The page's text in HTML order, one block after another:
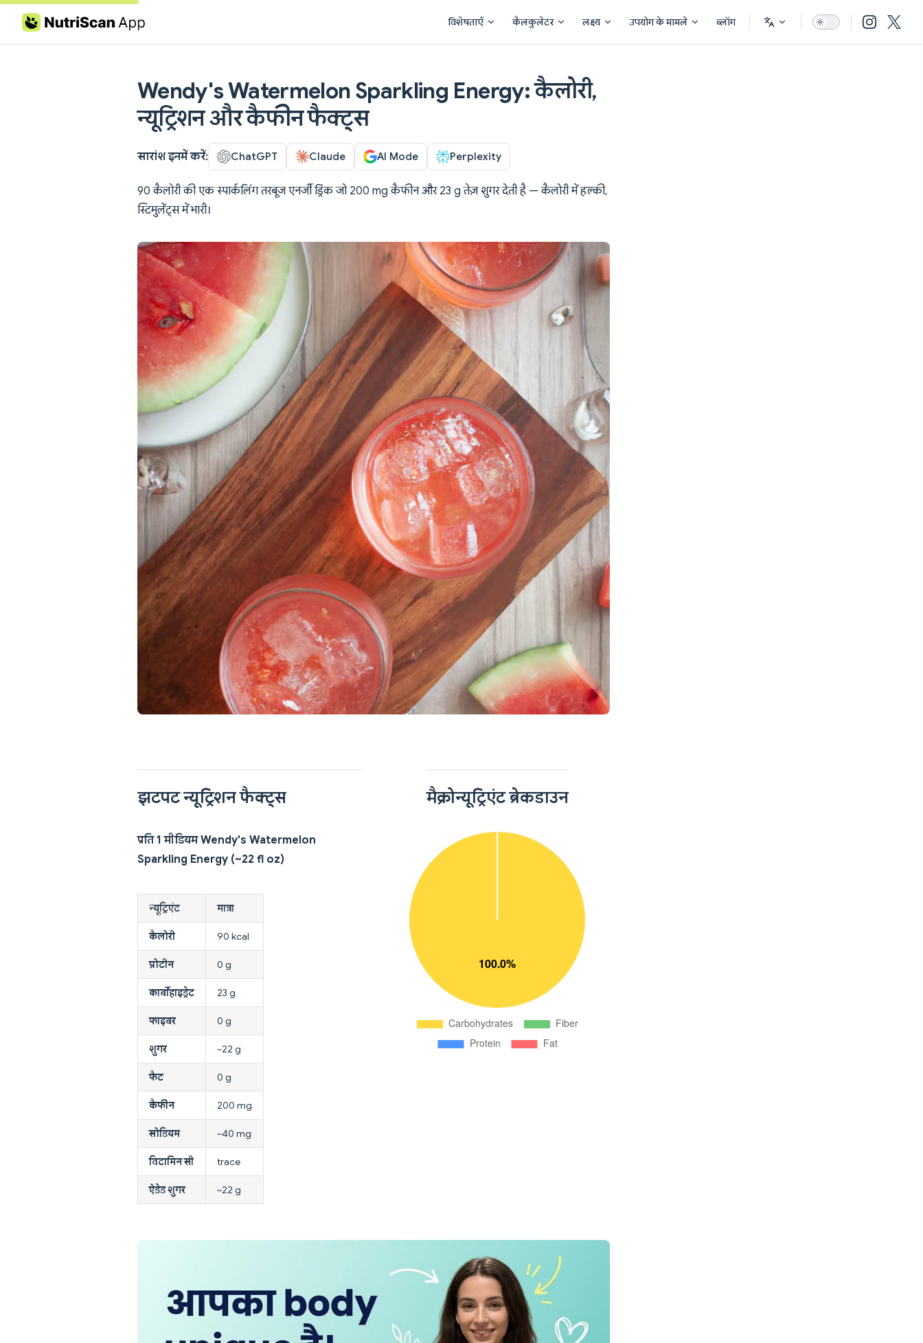
Skip to content विशेषताएँ कैलकुलेटर लक्ष्य उपयोग के मामले ब्लॉग
Wendy's Watermelon Sparkling Energy: कैलोरी,
न्यूट्रिशन और कैफीन फैक्ट्स
सारांश इनमें करें: ChatGPT Claude AI Mode Perplexity
90 कैलोरी की एक स्पार्कलिंग तरबूज एनर्जी ड्रिंक जो 200 mg कैफीन और 23 g तेज़ शुगर देती है — कैलोरी में हल्की,
स्टिमुलेंट्स में भारी।
झटपट न्यूट्रिशन फैक्ट्स
प्रति 1 मीडियम Wendy's Watermelon
Sparkling Energy (~22 fl oz)
न्यूट्रिएंट मात्रा
कैलोरी 90 kcal
प्रोटीन 0 g
कार्बोहाइड्रेट 23 g
फाइबर 0 g
शुगर ~22 g
फैट 0 g
कैफीन 200 mg
सोडियम ~40 mg
विटामिन सी trace
ऐडेड शुगर ~22 g
मैक्रोन्यूट्रिएंट ब्रेकडाउन